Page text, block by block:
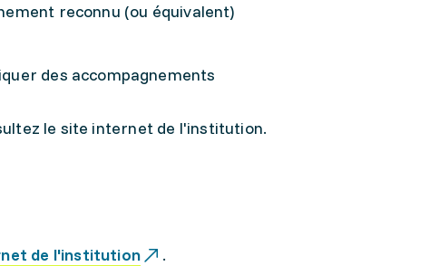
reconnu (ou équivalent)
des accompagnements
le site internet de l'institution.
de l'institution .